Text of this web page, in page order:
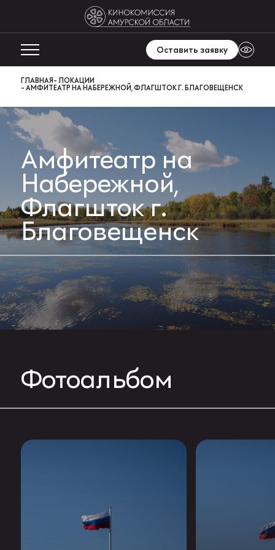
Оставить заявку
ГЛАВНАЯ ЛОКАЦИИ
АМФИТЕАТР НА НАБЕРЕЖНОЙ, ФЛАГШТОК Г. БЛАГОВЕЩЕНСК
Амфитеатр на
Набережной,
Флагшток г.
Благовещенск
Фотоальбом